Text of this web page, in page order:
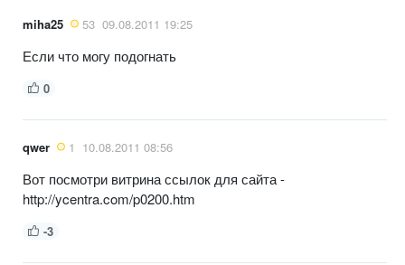
miha25 53 09.08.2011 19:25
Если что могу подогнать
0
qwer 1 10.08.2011 08:56
Вот посмотри витрина ссылок для сайта -
http://ycentra.com/p0200.htm
-3